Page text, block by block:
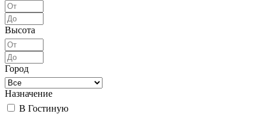
Высота
Город
Назначение
В Гостиную